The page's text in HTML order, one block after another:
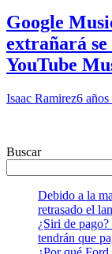
Google
extrañará se
YouTube
Isaac Ramirez6 años
Buscar
Debido a la
retrasado el
¿Siri de
tendrán que